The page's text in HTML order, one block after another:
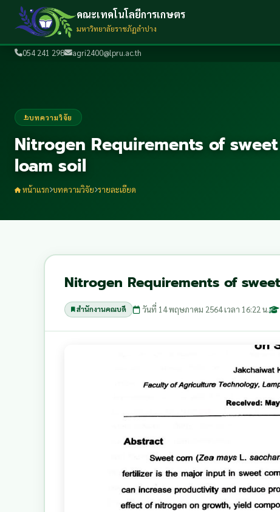
054 241 298 agri2400@lpru.ac.th
คณะเทคโนโลยีการเกษตร
มหาวิทยาลัยราชภัฏลำปาง
บทความวิจัย
Nitrogen Requirements of
loam soil
หน้าแรก บทความวิจัย รายละเอียด
Nitrogen Requirements of
สำนักงานคณบดี วันที่ 14 พฤษภาคม 2564 เวลา 16:22 น.